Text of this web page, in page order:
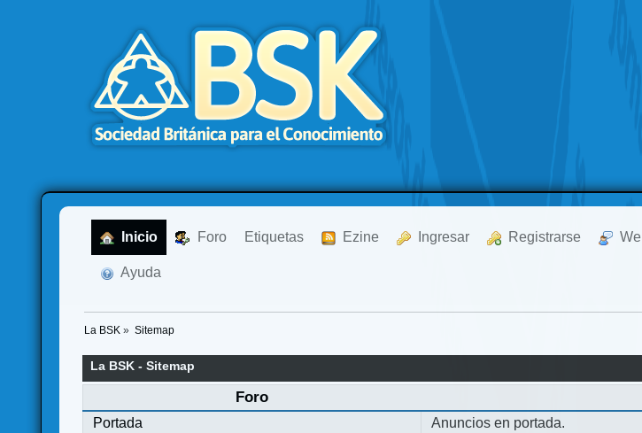
Inicio Foro Etiquetas Ezine Ingresar Registrarse
Ayuda
La BSK » Sitemap
La BSK - Sitemap
Foro
Portada Anuncios en portada.